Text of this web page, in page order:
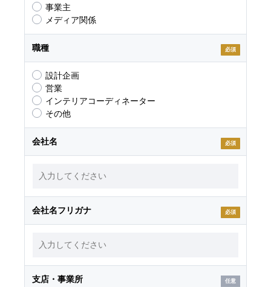
事業主
メディア関係
職種 必須
設計企画
営業
インテリアコーディネーター
その他
会社名 必須
会社名フリガナ 必須
支店・事業所